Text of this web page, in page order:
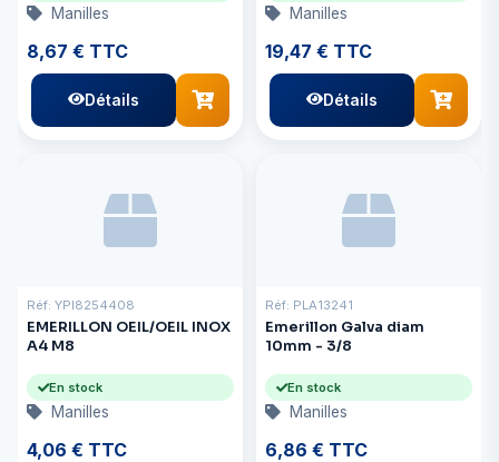
Manilles
8,67 € TTC
Détails
Manilles
19,47 € TTC
Détails
Réf: YPI8254408
EMERILLON OEIL/OEIL INOX
A4 M8
En stock
Manilles
4,06 € TTC
Réf: PLA13241
Emerillon Galva diam
10mm - 3/8
En stock
Manilles
6,86 € TTC